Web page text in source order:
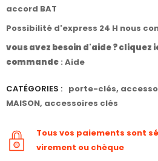
accord BAT
Possibilité d'express 24 H nous
vous avez besoin d'aide ? cliquez
commande : Aide
CATÉGORIES : porte-clés,
MAISON, accessoires clés
Tous vos paiements sont
virement ou chèque